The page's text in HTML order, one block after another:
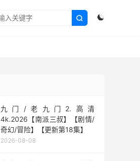


九门/老九门2.高清
4k.2026【南派三叔】【剧情/
奇幻/冒险】【更新第18集】
2026-08-08